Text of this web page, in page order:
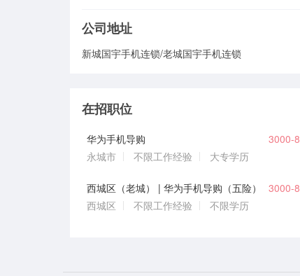
公司地址
新城国宇手机连锁/老城国宇手机连锁
在招职位
华为手机导购
3000-
永城市
不限工作经验 大专学历
西城区（老城） | 华为手机导购（五险）
3000-
西城区
不限工作经验 不限学历